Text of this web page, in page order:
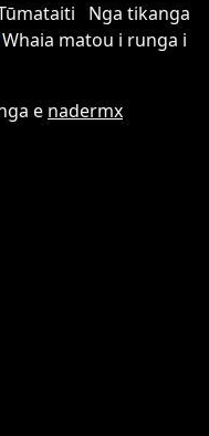
Nga tikanga
Whaia matou i runga i
e nadermx